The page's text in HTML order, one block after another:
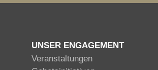
UNSER ENGAGEMENT
Veranstaltungen